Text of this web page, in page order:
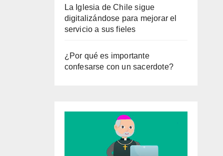
La Iglesia de Chile sigue
digitalizándose para mejorar el
servicio a sus fieles
¿Por qué es importante
confesarse con un sacerdote?